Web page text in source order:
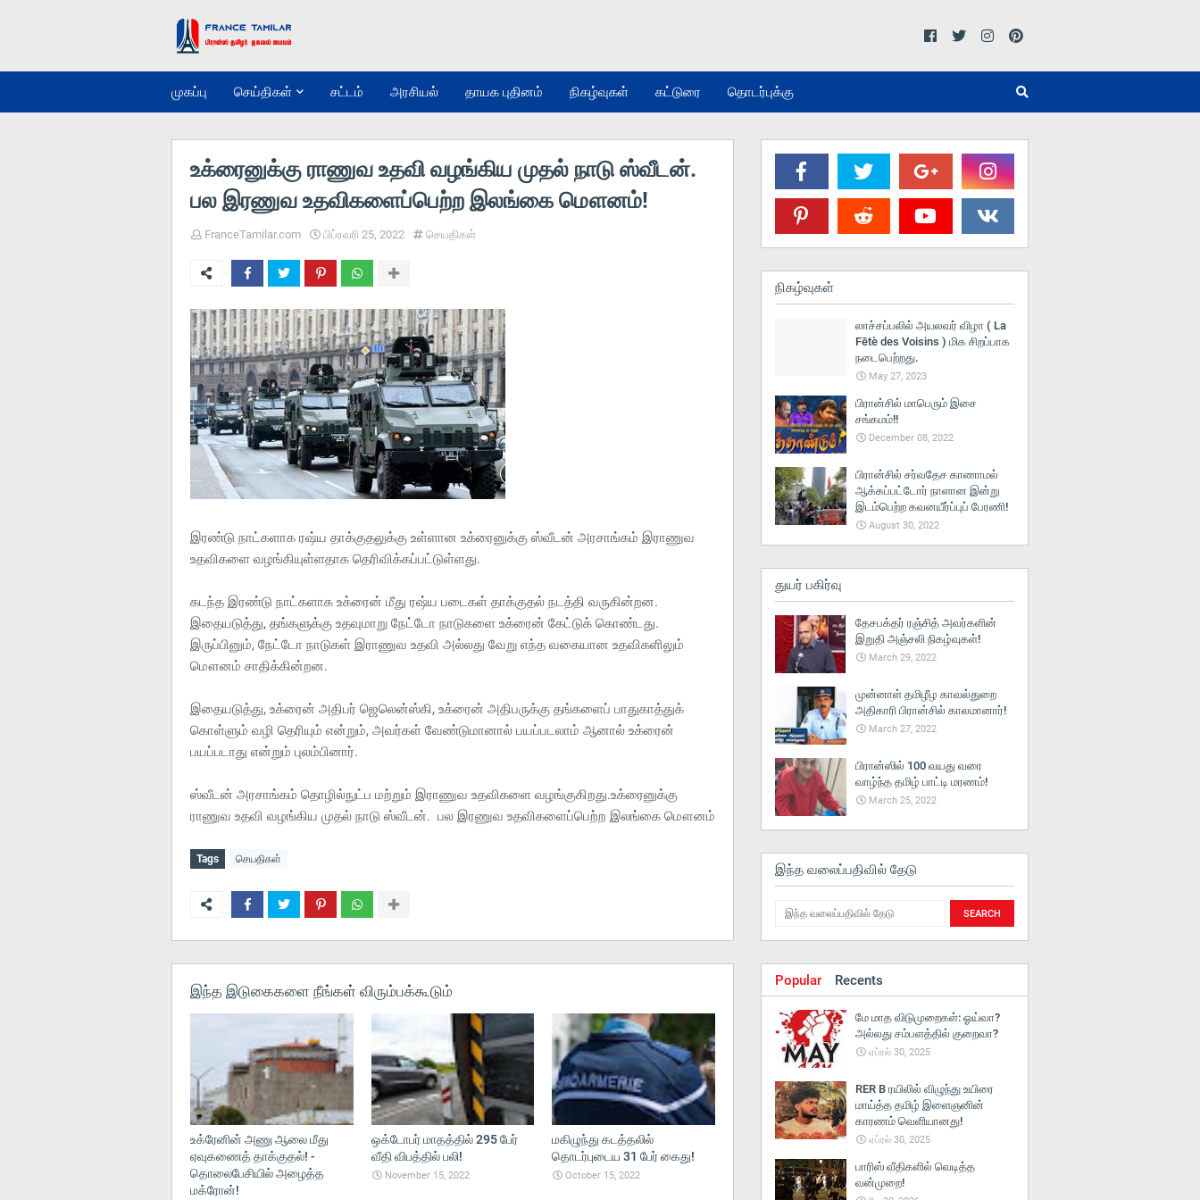
முகப்பு செய்திகள் சட்டம் அரசியல் தாயக புதினம் நிகழ்வுகள் கட்டுரை தொடர்புக்கு
உக்ரைனுக்கு ராணுவ உதவி வழங்கிய முதல் நாடு ஸ்வீடன்.
பல இரணுவ உதவிகளைப்பெற்ற இலங்கை மௌனம்!
FranceTamilar.com பிப்ரவரி 25, 2022 செயதிகள்
இரண்டு நாட்களாக ரஷ்ய தாக்குதலுக்கு உள்ளான உக்ரைனுக்கு ஸ்வீடன் அரசாங்கம் இராணுவ
உதவிகளை வழங்கியுள்ளதாக தெரிவிக்கப்பட்டுள்ளது.
கடந்த இரண்டு நாட்களாக உக்ரைன் மீது ரஷ்ய படைகள் தாக்குதல் நடத்தி வருகின்றன.
இதையடுத்து, தங்களுக்கு உதவுமாறு நேட்டோ நாடுகளை உக்ரைன் கேட்டுக் கொண்டது.
இருப்பினும், நேட்டோ நாடுகள் இராணுவ உதவி அல்லது வேறு எந்த வகையான உதவிகளிலும்
மௌனம் சாதிக்கின்றன.
இதையடுத்து, உக்ரைன் அதிபர் ஜெலென்ஸ்கி, உக்ரைன் அதிபருக்கு தங்களைப் பாதுகாத்துக்
கொள்ளும் வழி தெரியும் என்றும், அவர்கள் வேண்டுமானால் பயப்படலாம் ஆனால் உக்ரைன்
பயப்படாது என்றும் புலம்பினார்.
ஸ்வீடன் அரசாங்கம் தொழில்நுட்ப மற்றும் இராணுவ உதவிகளை வழங்குகிறது.உக்ரைனுக்கு
ராணுவ உதவி வழங்கிய முதல் நாடு ஸ்வீடன். பல இரணுவ உதவிகளைப்பெற்ற இலங்கை மௌனம்
Tags செயதிகள்
இந்த இடுகைகளை நீங்கள் விரும்பக்கூடும்
உக்ரேனின் அணு ஆலை மீது
ஏவுகணைத் தாக்குதல்! -
தொலைபேசியில் அழைத்த
மக்ரோன்!
ஒக்டோபர் மாதத்தில் 295 பேர்
வீதி விபத்தில் பலி!
November 15, 2022
மகிழுந்து கடத்தலில்
தொடர்புடைய 31 பேர் கைது!
October 15, 2022
நிகழ்வுகள்
லாச்சப்பலில் அயலவர் விழா ( La
Fētè des Voisins ) மிக சிறப்பாக
நடைபெற்றது.
May 27, 2023
பிரான்சில் மாபெரும் இசை
சங்கமம்!!
December 08, 2022
பிரான்சில் சர்வதேச காணாமல்
ஆக்கப்பட்டோர் நாளான இன்று
இடம்பெற்ற கவனயீர்ப்புப் பேரணி!
August 30, 2022
துயர் பகிர்வு
தேசபக்தர் ரஞ்சித் அவர்களின்
இறுதி அஞ்சலி நிகழ்வுகள்!
March 29, 2022
முன்னாள் தமிழீழ காவல்துறை
அதிகாரி பிரான்சில் காலமானார்!
March 27, 2022
பிரான்ஸில் 100 வயது வரை
வாழ்ந்த தமிழ் பாட்டி மரணம்!
March 25, 2022
இந்த வலைப்பதிவில் தேடு
Popular Recents
மே மாத விடுமுறைகள்: ஓய்வா?
அல்லது சம்பளத்தில் குறைவா?
ஏப்ரல் 30, 2025
RER B ரயிலில் விழுந்து உயிரை
மாய்த்த தமிழ் இளைஞனின்
காரணம் வெளியானது!
ஏப்ரல் 30, 2025
பாரிஸ் வீதிகளில் வெடித்த
வன்முறை!